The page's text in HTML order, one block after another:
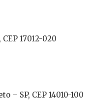
17012-020
– SP, CEP 14010-100